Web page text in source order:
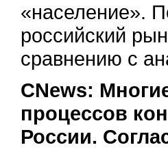
«население».
российский
сравнению с
СNews:
процессов
России.